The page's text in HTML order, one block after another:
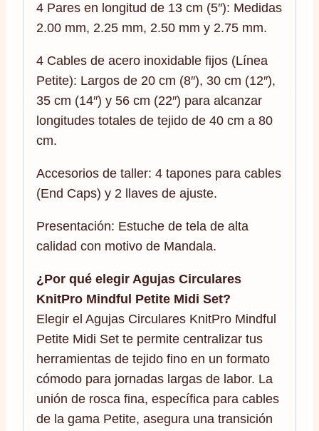
4 Pares en longitud de 13 cm (5″): Medidas
2.00 mm, 2.25 mm, 2.50 mm y 2.75 mm.
4 Cables de acero inoxidable fijos (Línea
Petite): Largos de 20 cm (8″), 30 cm (12″),
35 cm (14″) y 56 cm (22″) para alcanzar
longitudes totales de tejido de 40 cm a 80
cm.
Accesorios de taller: 4 tapones para cables
(End Caps) y 2 llaves de ajuste.
Presentación: Estuche de tela de alta
calidad con motivo de Mandala.
¿Por qué elegir Agujas Circulares
KnitPro Mindful Petite Midi Set?
Elegir el Agujas Circulares KnitPro Mindful
Petite Midi Set te permite centralizar tus
herramientas de tejido fino en un formato
cómodo para jornadas largas de labor. La
unión de rosca fina, específica para cables
de la gama Petite, asegura una transición